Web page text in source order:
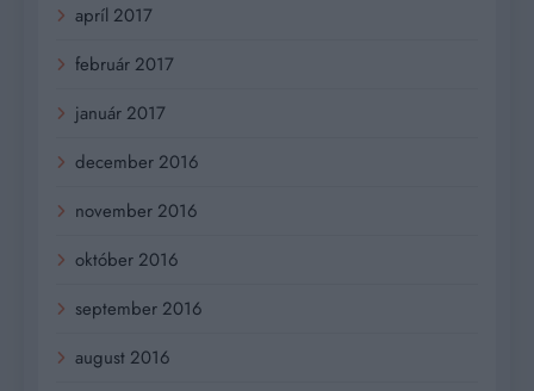
apríl 2017
február 2017
január 2017
december 2016
november 2016
október 2016
september 2016
august 2016